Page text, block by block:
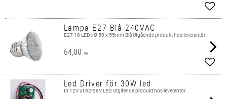
Lampa E27 Blå 240VAC
E27 18 LEDs Ø 50 x 55mm Blå Utgående produkt hos leverantör
64,00 KR
Led Driver för 30W led
In 12V ut 32-36V LED Utgående produkt hos leverantör